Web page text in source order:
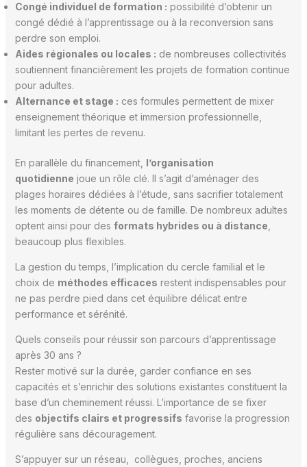
Congé individuel de formation : possibilité d’obtenir un
congé dédié à l’apprentissage ou à la reconversion sans
perdre son emploi.
Aides régionales ou locales : de nombreuses collectivités
soutiennent financièrement les projets de formation continue
pour adultes.
Alternance et stage : ces formules permettent de mixer
enseignement théorique et immersion professionnelle,
limitant les pertes de revenu.
En parallèle du financement, l’organisation
quotidienne joue un rôle clé. Il s’agit d’aménager des
plages horaires dédiées à l’étude, sans sacrifier totalement
les moments de détente ou de famille. De nombreux adultes
optent ainsi pour des formats hybrides ou à distance
beaucoup plus flexibles.
La gestion du temps, l’implication du cercle familial et le
choix de méthodes efficaces restent indispensables pour
ne pas perdre pied dans cet équilibre délicat entre
performance et sérénité.
Quels conseils pour réussir son parcours d’apprentissage
après 30 ans ?
Rester motivé sur la durée, garder confiance en ses
capacités et s’enrichir des solutions existantes constituent la
base d’un cheminement réussi. L’importance de se fixer
des objectifs clairs et progressifs favorise la progression
régulière sans découragement.
S’appuyer sur un réseau, collègues, proches, anciens